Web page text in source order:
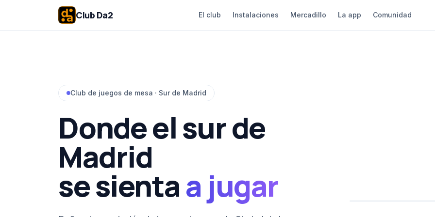
Club Da2 El club Instalaciones Mercadillo La app Comunidad
Club de juegos de mesa · Sur de Madrid
Donde el sur de
Madrid
se sientaa jugar